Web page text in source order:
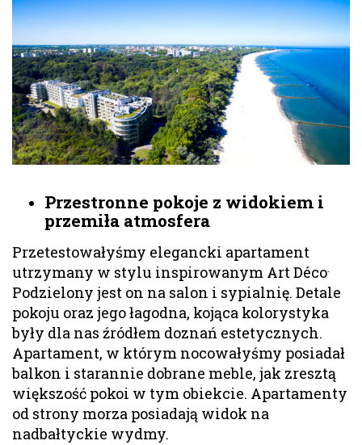
Przestronne pokoje z widokiem i
przemiła atmosfera
Przetestowałyśmy elegancki apartament
utrzymany w stylu inspirowanym Art Déco.
Podzielony jest on na salon i sypialnię. Detale
pokoju oraz jego łagodna, kojąca kolorystyka
były dla nas źródłem doznań estetycznych.
Apartament, w którym nocowałyśmy posiadał
balkon i starannie dobrane meble, jak zresztą
większość pokoi w tym obiekcie. Apartamenty
od strony morza posiadają widok na
nadbałtyckie wydmy.